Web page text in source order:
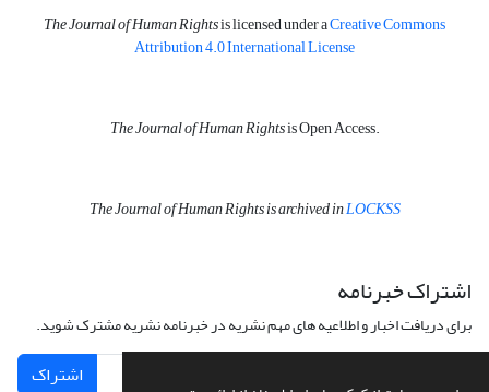
The Journal of Human Rightsis licensed under aCreative Commons
Attribution 4.0 International License
The Journal of Human Rightsis Open Access.
The Journal of Human Rights is archived inLOCKSS
اشتراک خبرنامه
برای دریافت اخبار و اطلاعیه های مهم نشریه در خبرنامه نشریه مشترک شوید.
اشتراک